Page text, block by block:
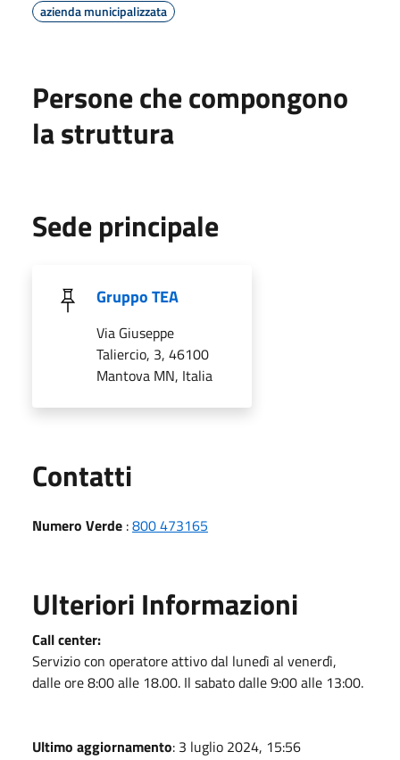
azienda municipalizzata
Persone che compongono
la struttura
Sede principale
Gruppo TEA
Via Giuseppe
Taliercio, 3, 46100
Mantova MN, Italia
Contatti
Numero Verde :800 473165
Ulteriori Informazioni
Call center:
Servizio con operatore attivo dal lunedì al venerdì,
dalle ore 8:00 alle 18.00. Il sabato dalle 9:00 alle 13:00.
Ultimo aggiornamento: 3 luglio 2024, 15:56